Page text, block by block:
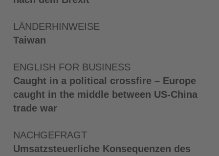
LÄNDERHINWEISE
Taiwan
ENGLISH FOR BUSINESS
Caught in a political crossfire – Europe
caught in the middle between US-China
trade war
NACHGEFRAGT
Umsatzsteuerliche Konsequenzen des